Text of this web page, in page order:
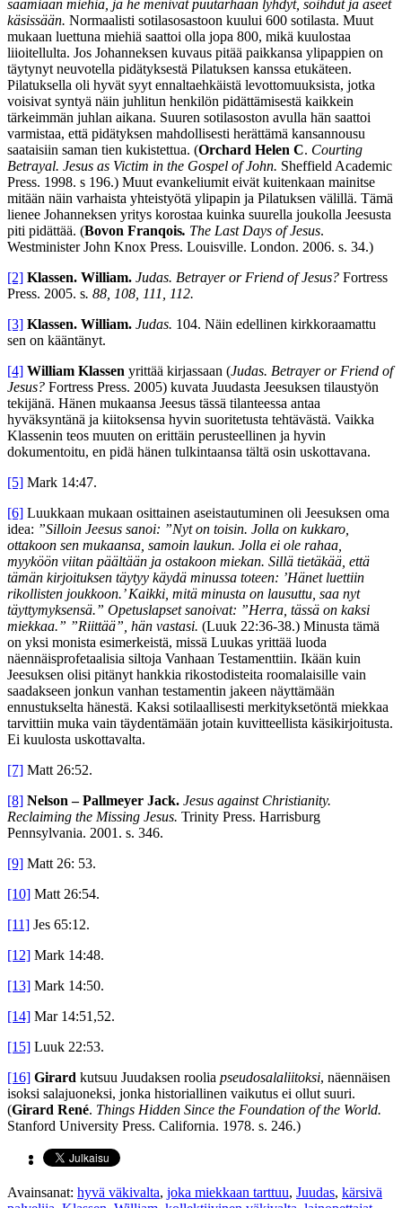
saamiaan miehiä, ja he menivät puutarhaan lyhdyt, soihdut ja aseet
käsissään. Normaalisti sotilasosastoon kuului 600 sotilasta. Muut
mukaan luettuna miehiä saattoi olla jopa 800, mikä kuulostaa
liioitellulta. Jos Johanneksen kuvaus pitää paikkansa ylipappien on
täytynyt neuvotella pidätyksestä Pilatuksen kanssa etukäteen.
Pilatuksella oli hyvät syyt ennaltaehkäistä levottomuuksista, jotka
voisivat syntyä näin juhlitun henkilön pidättämisestä kaikkein
tärkeimmän juhlan aikana. Suuren sotilasoston avulla hän saattoi
varmistaa, että pidätyksen mahdollisesti herättämä kansannousu
saataisiin saman tien kukistettua. (Orchard Helen C. Courting
Betrayal. Jesus as Victim in the Gospel of John. Sheffield Academic
Press. 1998. s 196.) Muut evankeliumit eivät kuitenkaan mainitse
mitään näin varhaista yhteistyötä ylipapin ja Pilatuksen välillä. Tämä
lienee Johanneksen yritys korostaa kuinka suurella joukolla Jeesusta
piti pidättää. (Bovon Franqois. The Last Days of Jesus.
Westminister John Knox Press. Louisville. London. 2006. s. 34.)
[2] Klassen. William. Judas. Betrayer or Friend of Jesus? Fortress
Press. 2005. s. 88, 108, 111, 112.
[3] Klassen. William. Judas. 104. Näin edellinen kirkkoraamattu
sen on kääntänyt.
[4] William Klassen yrittää kirjassaan (Judas. Betrayer or Friend of
Jesus? Fortress Press. 2005) kuvata Juudasta Jeesuksen tilaustyön
tekijänä. Hänen mukaansa Jeesus tässä tilanteessa antaa
hyväksyntänä ja kiitoksensa hyvin suoritetusta tehtävästä. Vaikka
Klassenin teos muuten on erittäin perusteellinen ja hyvin
dokumentoitu, en pidä hänen tulkintaansa tältä osin uskottavana.
[5] Mark 14:47.
[6] Luukkaan mukaan osittainen aseistautuminen oli Jeesuksen oma
idea: ”Silloin Jeesus sanoi: ”Nyt on toisin. Jolla on kukkaro,
ottakoon sen mukaansa, samoin laukun. Jolla ei ole rahaa,
myyköön viitan päältään ja ostakoon miekan. Sillä tietäkää, että
tämän kirjoituksen täytyy käydä minussa toteen: ’Hänet luettiin
rikollisten joukkoon.’ Kaikki, mitä minusta on lausuttu, saa nyt
täyttymyksensä.” Opetuslapset sanoivat: ”Herra, tässä on kaksi
miekkaa.” ”Riittää”, hän vastasi. (Luuk 22:36-38.) Minusta tämä
on yksi monista esimerkeistä, missä Luukas yrittää luoda
näennäisprofetaalisia siltoja Vanhaan Testamenttiin. Ikään kuin
Jeesuksen olisi pitänyt hankkia rikostodisteita roomalaisille vain
saadakseen jonkun vanhan testamentin jakeen näyttämään
ennustukselta hänestä. Kaksi sotilaallisesti merkityksetöntä miekkaa
tarvittiin muka vain täydentämään jotain kuvitteellista käsikirjoitusta.
Ei kuulosta uskottavalta.
[7] Matt 26:52.
[8] Nelson – Pallmeyer Jack. Jesus against Christianity.
Reclaiming the Missing Jesus. Trinity Press. Harrisburg
Pennsylvania. 2001. s. 346.
[9] Matt 26: 53.
[10] Matt 26:54.
[11] Jes 65:12.
[12] Mark 14:48.
[13] Mark 14:50.
[14] Mar 14:51,52.
[15] Luuk 22:53.
[16] Girard kutsuu Juudaksen roolia pseudosalaliitoksi, näennäisen
isoksi salajuoneksi, jonka historiallinen vaikutus ei ollut suuri.
(Girard René. Things Hidden Since the Foundation of the World.
Stanford University Press. California. 1978. s. 246.)
Avainsanat: hyvä väkivalta, joka miekkaan tarttuu, Juudas, kärsivä